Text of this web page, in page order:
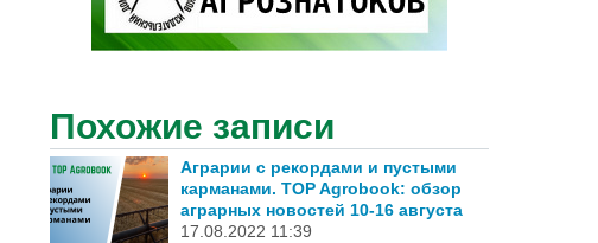
Похожие записи
Аграрии с рекордами и пустыми
карманами. TOP Agrobook: обзор
аграрных новостей 10-16 августа
17.08.2022 11:39